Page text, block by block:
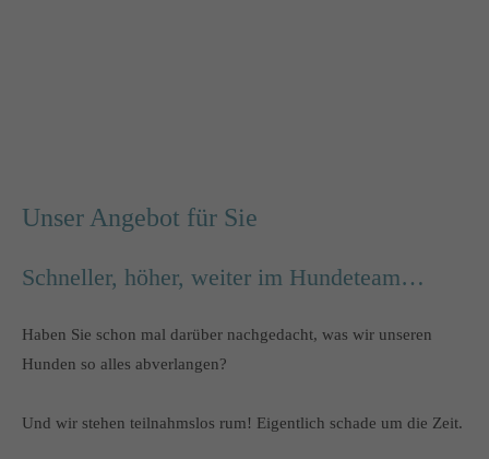
Unser Angebot für Sie
Schneller, höher, weiter im Hundeteam…
Haben Sie schon mal darüber nachgedacht, was wir unseren
Hunden so alles abverlangen?
Und wir stehen teilnahmslos rum! Eigentlich schade um die Zeit.